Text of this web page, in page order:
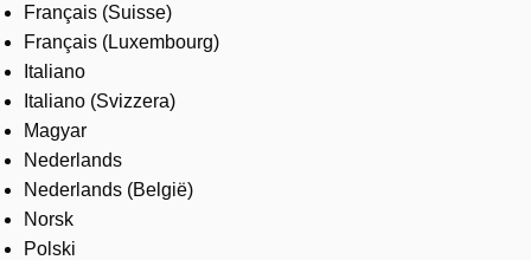
Français (Suisse)
Français (Luxembourg)
Italiano
Italiano (Svizzera)
Magyar
Nederlands
Nederlands (België)
Norsk
Polski